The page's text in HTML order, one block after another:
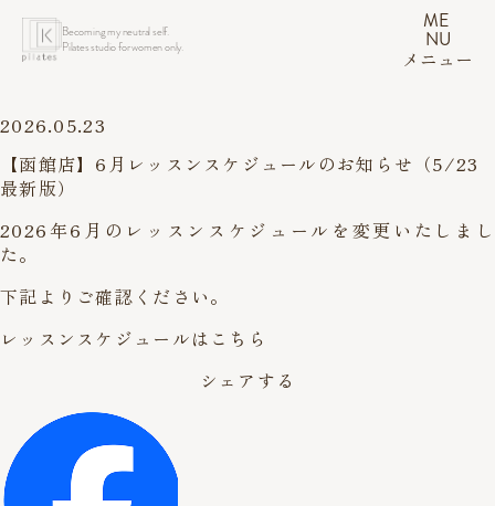
Becoming my neutral self.
Pilates studio for women only.
ME
NU
メニュー
2026.05.23
【函館店】6月レッスンスケジュールのお知らせ（5/23
最新版）
2026年6月のレッスンスケジュールを変更いたしまし
た。
下記よりご確認ください。
レッスンスケジュールはこちら
シェアする